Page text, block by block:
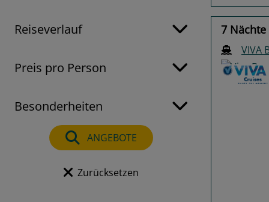
Reiseverlauf
Preis pro Person
Besonderheiten
ANGEBOTE
Zurücksetzen
7 Nächte
VIVA